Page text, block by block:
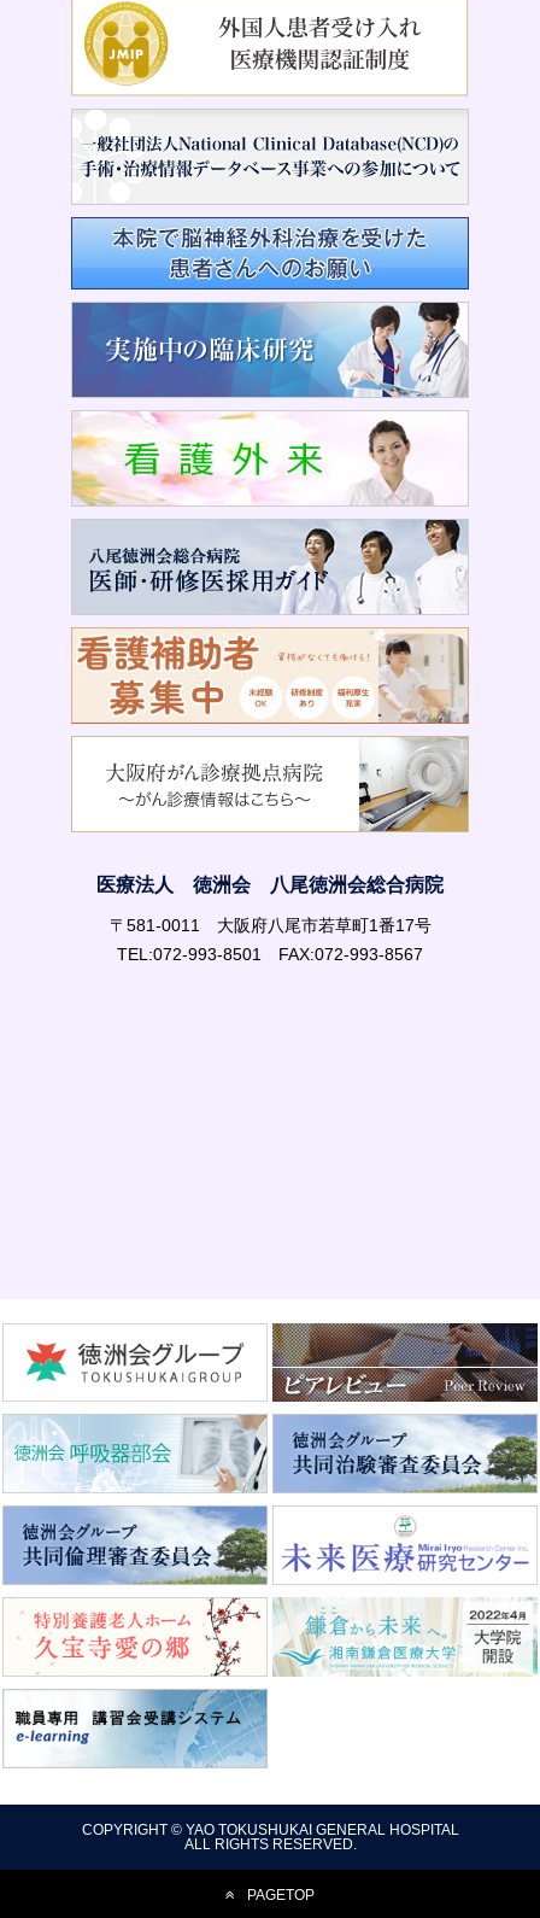
医療法人 徳洲会 八尾徳洲会総合病院
〒581-0011 大阪府八尾市若草町1番17号
TEL:072-993-8501 FAX:072-993-8567
COPYRIGHT © YAO TOKUSHUKAI GENERAL HOSPITAL
ALL RIGHTS RESERVED.
PAGETOP